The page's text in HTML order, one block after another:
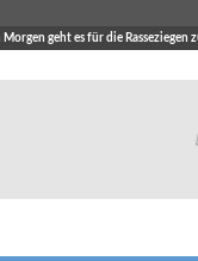
Morgen geht es für die Rasseziegen